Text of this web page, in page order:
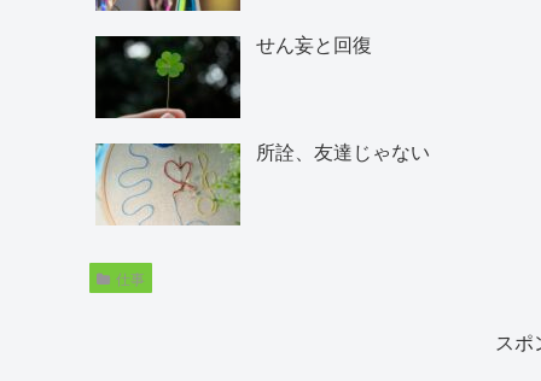
せん妄と回復
所詮、友達じゃない
仕事
スポ